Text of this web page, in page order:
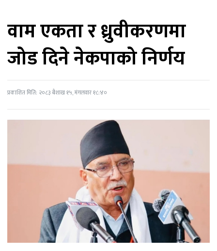
वाम एकता र ध्रुवीकरणमा
जोड दिने नेकपाको निर्णय
प्रकाशित मिति: २०८३ बैशाख १५, मंगलवार १८:४०